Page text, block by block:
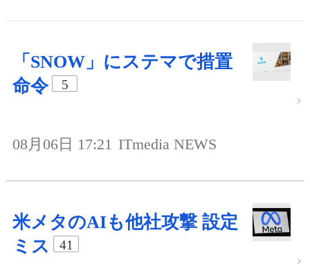
「SNOW」にステマで措置
命令
5
08月06日 17:21 ITmedia NEWS
米メタのAIも他社攻撃 設定
ミス
41